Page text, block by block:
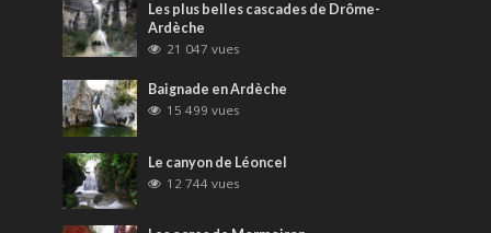
Les plus belles cascades de Drôme-
Ardèche
21 047 vues
Baignade en Ardèche
15 499 vues
Le canyon de Léoncel
12 744 vues